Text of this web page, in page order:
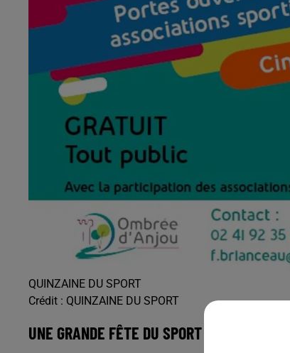
QUINZAINE DU SPORT
Crédit : QUINZAINE DU SPORT
UNE GRANDE FÊTE DU SPORT POUR TOUS